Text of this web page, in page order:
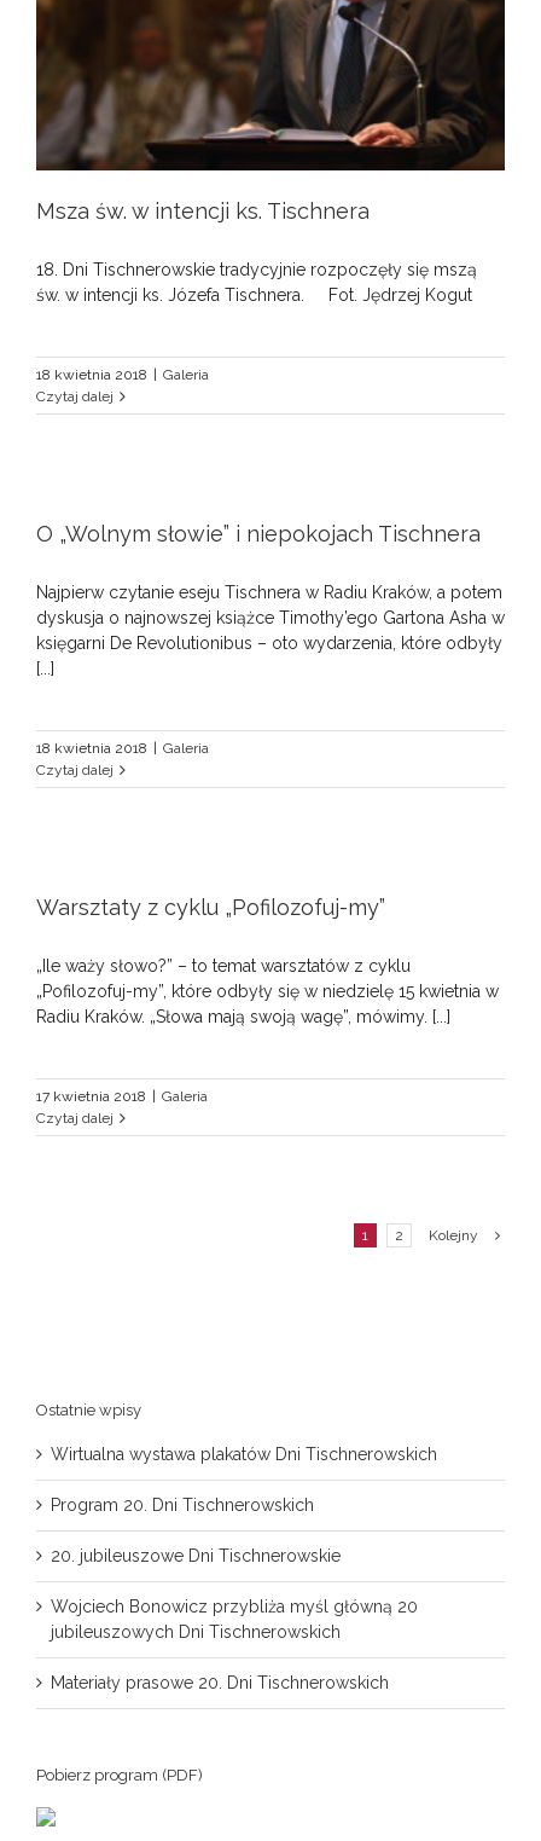
Msza św. w intencji ks. Tischnera
18. Dni Tischnerowskie tradycyjnie rozpoczęły się mszą
św. w intencji ks. Józefa Tischnera. Fot. Jędrzej Kogut
18 kwietnia 2018
Galeria
Czytaj dalej
O „Wolnym słowie” i niepokojach Tischnera
Najpierw czytanie eseju Tischnera w Radiu Kraków, a potem
dyskusja o najnowszej książce Timothy’ego Gartona Asha w
księgarni De Revolutionibus – oto wydarzenia, które odbyły
[...]
18 kwietnia 2018
Galeria
Czytaj dalej
Warsztaty z cyklu „Pofilozofuj-my”
„Ile waży słowo?” – to temat warsztatów z cyklu
„Pofilozofuj-my”, które odbyły się w niedzielę 15 kwietnia w
Radiu Kraków. „Słowa mają swoją wagę”, mówimy. [...]
17 kwietnia 2018
Galeria
Czytaj dalej
1 2 Kolejny
Ostatnie wpisy
Wirtualna wystawa plakatów Dni Tischnerowskich
Program 20. Dni Tischnerowskich
20. jubileuszowe Dni Tischnerowskie
Wojciech Bonowicz przybliża myśl główną 20
jubileuszowych Dni Tischnerowskich
Materiały prasowe 20. Dni Tischnerowskich
Pobierz program (PDF)